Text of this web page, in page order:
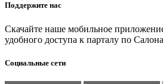
Поддержите нас
Скачайте наше мобильное
удобного доступа к парталу по
Социальные сети